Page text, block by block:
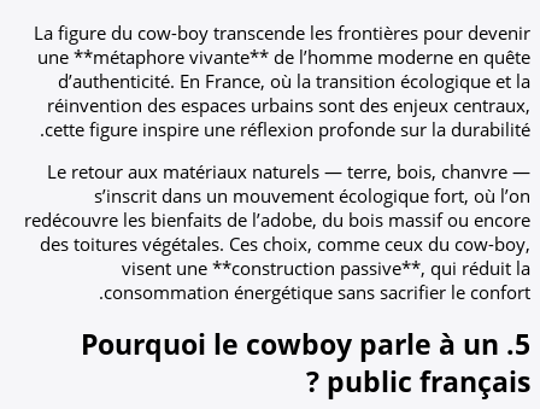
La figure du cow-boy transcende les
une **métaphore vivante** de l’homme
d’authenticité. En France, où la
réinvention des espaces urbains sont
cette figure inspire une réflexion
Le retour aux matériaux naturels —
s’inscrit dans un mouvement
redécouvre les bienfaits de l’adobe, du
des toitures végétales. Ces choix, comme
visent une **construction
consommation énergétique sans
5. Pourquoi le cowboy